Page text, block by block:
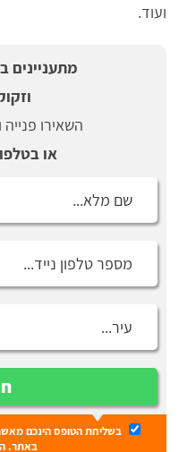
ועוד.
מתעניינים
השאירו
או
בשליחת הטופס הינכם
באתר.